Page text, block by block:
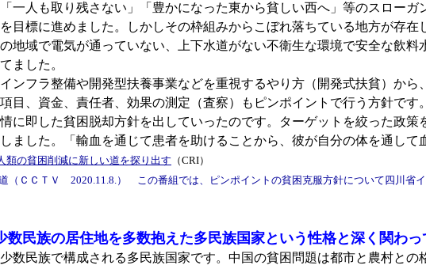
一人も取り残さない」「豊かになった東から貧しい西へ」等のスロー
目標に進めました。しかしその枠組みからこぼれ落ちている地方が存
地域で電気が通っていない、上下水道がない不衛生な環境で安全な飲
ました。
ンフラ整備や開発型扶養事業などを重視するやり方（開発式扶貧）か
目、資金、責任者、効果の測定（査察）もピンポイントで行う方針で
に即した貧困脱却方針を出していったのです。ターゲットを絞った政
ました。「輸血を通じて患者を助けることから、彼が自分の体を通して
類の貧困削減に新しい道を探り出す （CRI）
ＣＣＴＶ 2020.11.8.） この番組では、ピンポイントの貧困克服方針について四川省
数民族の居住地を多数抱えた多民族国家という性格と深く関わっ
数民族で構成される多民族国家です。中国の貧困問題は都市と農村と